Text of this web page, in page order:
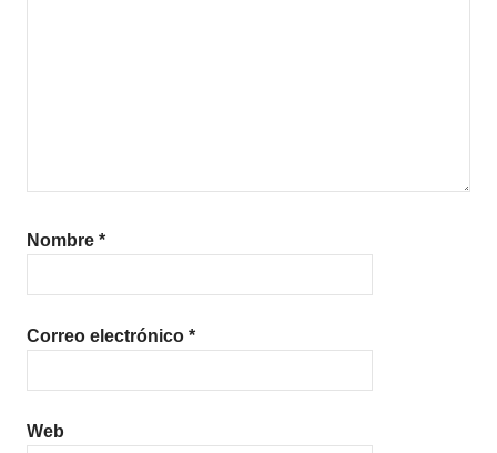
Nombre *
Correo electrónico *
Web